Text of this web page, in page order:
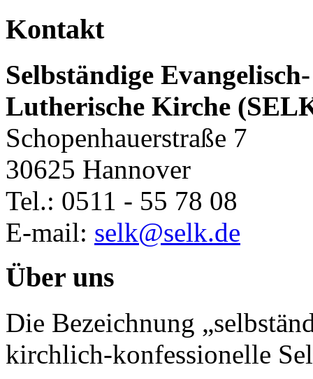
Kontakt
Selbständige Evangelisch-
Lutherische Kirche
Schopenhauerstraße 7
30625 Hannover
Tel.: 0511 - 55 78 08
E-mail: selk@selk.de
Über uns
Die Bezeichnung
kirchlich-konfessionelle